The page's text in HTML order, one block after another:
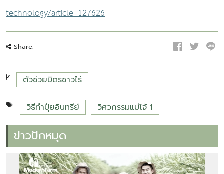
technology/article_127626
Share:
ตัวช่วยมิตรชาวไร่
วิธีทำปุ๋ยอินทรีย์ วิศวกรรมแม่โจ้ 1
ข่าวปักหมุด